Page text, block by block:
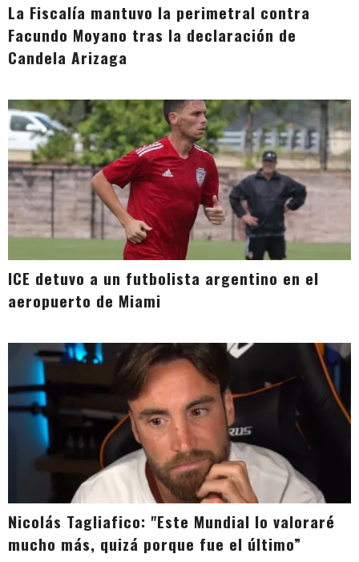
La Fiscalía mantuvo la perimetral contra
Facundo Moyano tras la declaración de
Candela Arizaga
ICE detuvo a un futbolista argentino en el
aeropuerto de Miami
Nicolás Tagliafico: "Este Mundial lo valoraré
mucho más, quizá porque fue el último”